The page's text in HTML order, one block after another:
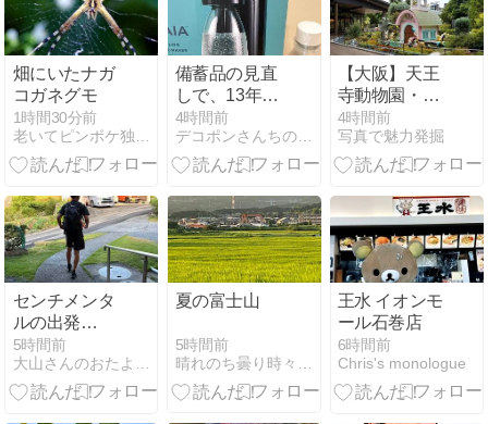
畑にいたナガ
コガネグモ
1時間30分前
老いてピンボケ独り言
備蓄品の見直
しで、13年ぶ
りにソーダス
トリームを購
入。
4時間前
デコポンさんちの家族日記
【大阪】天王
寺動物園・あ
れこれ
（2026/08）
4時間前
写真で魅力発掘
センチメンタ
ルの出発
式！！
5時間前
大山さんのおたより。
夏の富士山
5時間前
王水 イオンモ
ール石巻店
6時間前
Chris's monologue